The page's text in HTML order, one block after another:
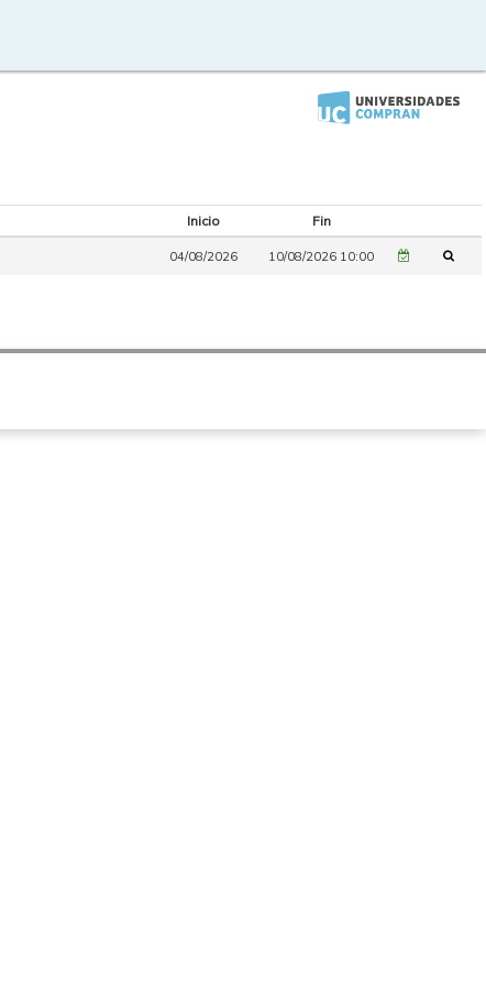
Inicio Fin
04/08/2026 10/08/2026 10:00